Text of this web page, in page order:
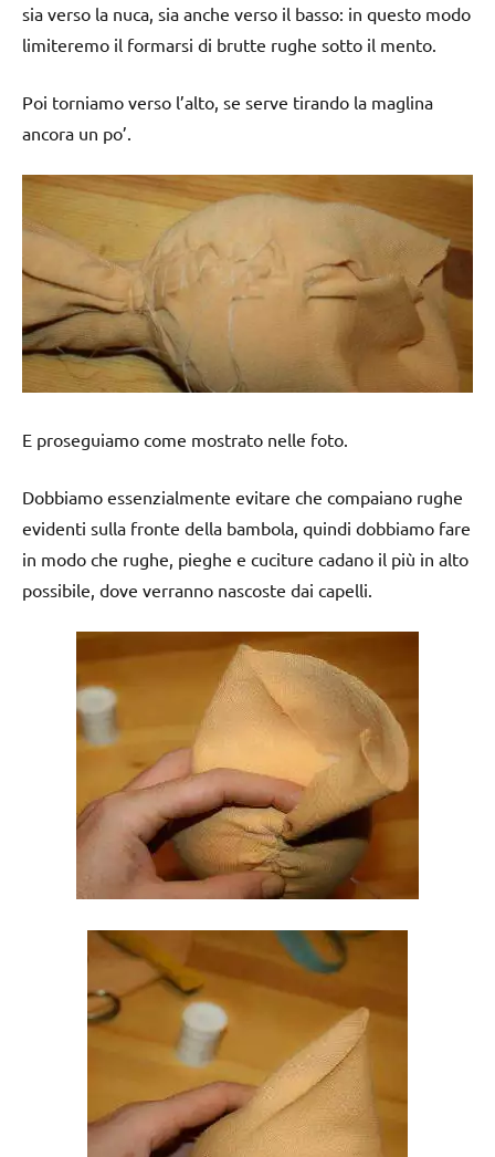
sia verso la nuca, sia anche verso il basso: in questo modo
limiteremo il formarsi di brutte rughe sotto il mento.
Poi torniamo verso l’alto, se serve tirando la maglina
ancora un po’.
E proseguiamo come mostrato nelle foto.
Dobbiamo essenzialmente evitare che compaiano rughe
evidenti sulla fronte della bambola, quindi dobbiamo fare
in modo che rughe, pieghe e cuciture cadano il più in alto
possibile, dove verranno nascoste dai capelli.